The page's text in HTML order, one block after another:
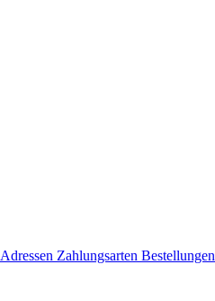
Adressen Zahlungsarten Bestellungen